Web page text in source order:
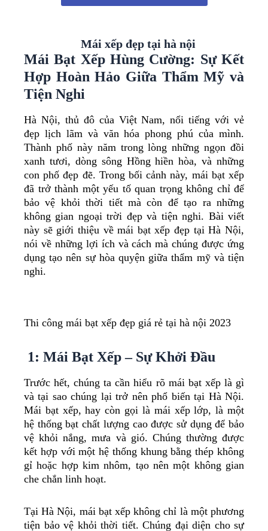
Mái xếp đẹp tại hà nội
Mái Bạt Xếp Hùng Cường: Sự Kết
Hợp Hoàn Hảo Giữa Thẩm Mỹ và
Tiện Nghi
Hà Nội, thủ đô của Việt Nam, nổi tiếng với vẻ
đẹp lịch lãm và văn hóa phong phú của mình.
Thành phố này năm trong lòng những ngọn đồi
xanh tươi, dòng sông Hồng hiền hòa, và những
con phố đẹp đẽ. Trong bối cảnh này, mái bạt xếp
đã trở thành một yếu tố quan trọng không chỉ để
bảo vệ khỏi thời tiết mà còn để tạo ra những
không gian ngoại trời đẹp và tiện nghi. Bài viết
này sẽ giới thiệu về mái bạt xếp đẹp tại Hà Nội,
nói về những lợi ích và cách mà chúng được ứng
dụng tạo nên sự hòa quyện giữa thẩm mỹ và tiện
nghi.
Thi công mái bạt xếp đẹp giá rẻ tại hà nội 2023
1: Mái Bạt Xếp – Sự Khởi Đầu
Trước hết, chúng ta cần hiểu rõ mái bạt xếp là gì
và tại sao chúng lại trở nên phổ biến tại Hà Nội.
Mái bạt xếp, hay còn gọi là mái xếp lớp, là một
hệ thống bạt chất lượng cao được sử dụng để bảo
vệ khỏi nắng, mưa và gió. Chúng thường được
kết hợp với một hệ thống khung bằng thép không
gỉ hoặc hợp kim nhôm, tạo nên một không gian
che chắn linh hoạt.
Tại Hà Nội, mái bạt xếp không chỉ là một phương
tiện bảo vệ khỏi thời tiết. Chúng đại diện cho sự